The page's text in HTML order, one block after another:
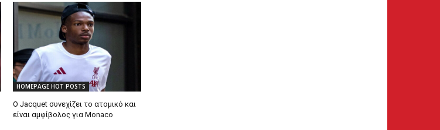
HOMEPAGE HOT POSTS
Ο Jacquet συνεχίζει το ατομικό και
είναι αμφίβολος για Monaco